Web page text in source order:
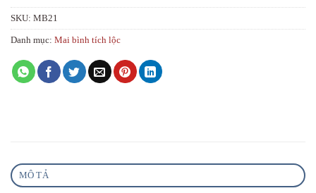
SKU: MB21
Danh mục: Mai bình tích lộc
MÔ TẢ